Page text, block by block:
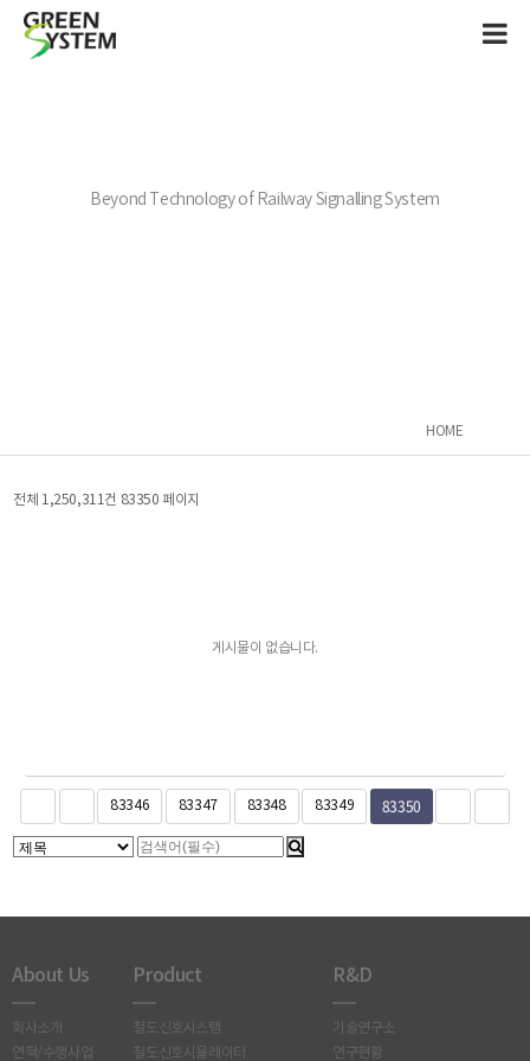
Beyond Technology of Railway Signalling System
HOME
전체 1,250,311건 83350 페이지
게시물이 없습니다.
83346 83347 83348 83349 83350
About Us
회사소개
연혁/수행사업
Product
철도신호시스템
철도신호시뮬레이터
R&D
기술연구소
연구현황